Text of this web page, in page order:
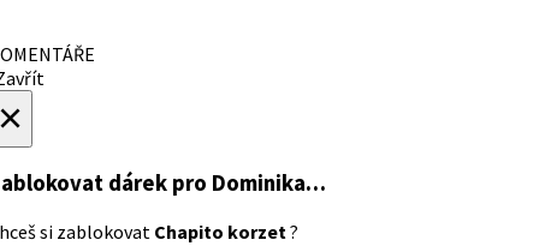
dárek pro Dominika…
si zablokovat Chapito korzet?